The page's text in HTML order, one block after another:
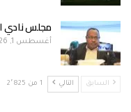
مجلس نادي
أغسطس 1, 2026
السابق التالي 1 من 2٬825